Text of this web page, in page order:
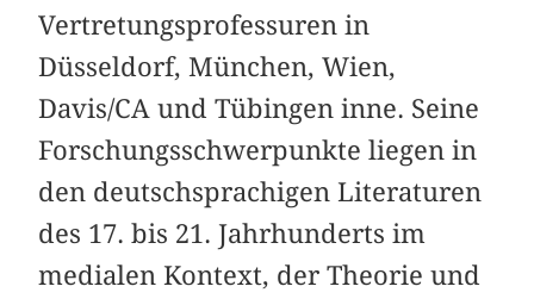
Vertretungsprofessuren in
Düsseldorf, München, Wien,
Davis/CA und Tübingen inne. Seine
Forschungsschwerpunkte liegen in
den deutschsprachigen Literaturen
des 17. bis 21. Jahrhunderts im
medialen Kontext, der Theorie und